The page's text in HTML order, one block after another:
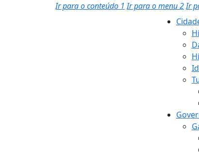
Ir para o conteúdo 1 Ir para o menu2Ir